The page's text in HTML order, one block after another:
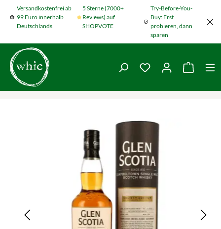
Zum Hauptinhalt springen
Versandkostenfrei ab
99 Euro innerhalb
Deutschlands
5 Sterne (7000+
Reviews) auf
SHOPVOTE
Try-Before-You-
Buy: Erst
probieren, dann
sparen
Du hast 0